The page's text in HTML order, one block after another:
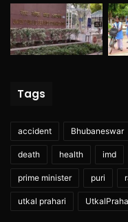
Tags
accident Bhubaneswar
death health imd
prime minister puri
utkal prahari